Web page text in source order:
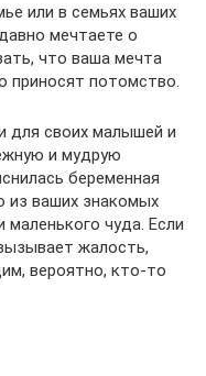
или в семьях ваших
мечтаете о
что ваша мечта
приносят потомство.
для своих малышей и
и мудрую
беременная
из ваших знакомых
чуда. Если
жалость,
вероятно, кто-то